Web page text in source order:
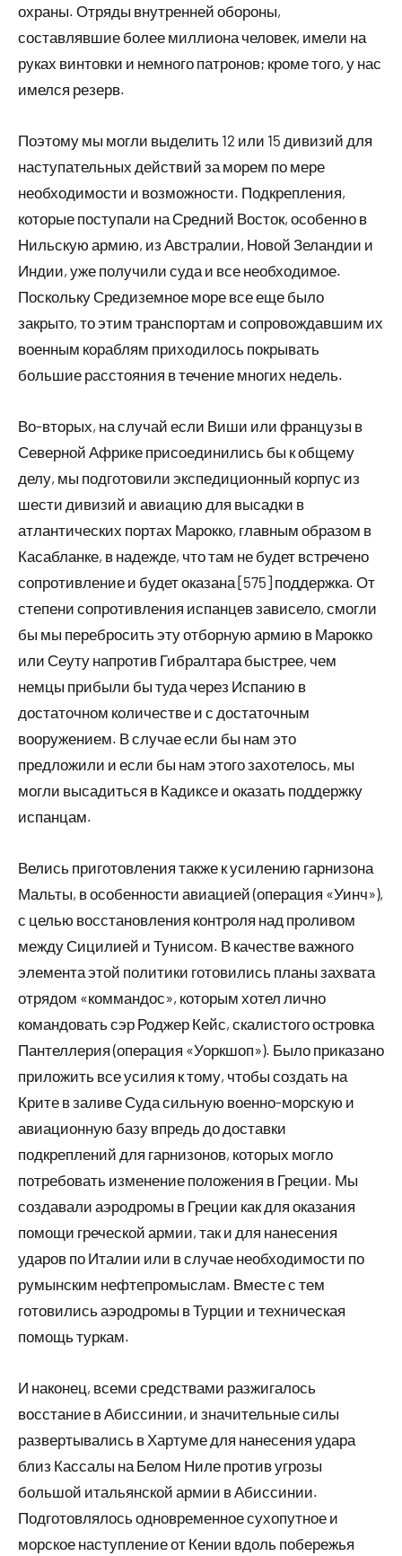
охраны. Отряды внутренней обороны,
составлявшие более миллиона человек, имели на
руках винтовки и немного патронов; кроме того, у нас
имелся резерв.
Поэтому мы могли выделить 12 или 15 дивизий для
наступательных действий за морем по мере
необходимости и возможности. Подкрепления,
которые поступали на Средний Восток, особенно в
Нильскую армию, из Австралии, Новой Зеландии и
Индии, уже получили суда и все необходимое.
Поскольку Средиземное море все еще было
закрыто, то этим транспортам и сопровождавшим их
военным кораблям приходилось покрывать
большие расстояния в течение многих недель.
Во-вторых, на случай если Виши или французы в
Северной Африке присоединились бы к общему
делу, мы подготовили экспедиционный корпус из
шести дивизий и авиацию для высадки в
атлантических портах Марокко, главным образом в
Касабланке, в надежде, что там не будет встречено
сопротивление и будет оказана [575] поддержка. От
степени сопротивления испанцев зависело, смогли
бы мы перебросить эту отборную армию в Марокко
или Сеуту напротив Гибралтара быстрее, чем
немцы прибыли бы туда через Испанию в
достаточном количестве и с достаточным
вооружением. В случае если бы нам это
предложили и если бы нам этого захотелось, мы
могли высадиться в Кадиксе и оказать поддержку
испанцам.
Велись приготовления также к усилению гарнизона
Мальты, в особенности авиацией (операция «Уинч»),
с целью восстановления контроля над проливом
между Сицилией и Тунисом. В качестве важного
элемента этой политики готовились планы захвата
отрядом «коммандос», которым хотел лично
командовать сэр Роджер Кейс, скалистого островка
Пантеллерия (операция «Уоркшоп»). Было приказано
приложить все усилия к тому, чтобы создать на
Крите в заливе Суда сильную военно-морскую и
авиационную базу впредь до доставки
подкреплений для гарнизонов, которых могло
потребовать изменение положения в Греции. Мы
создавали аэродромы в Греции как для оказания
помощи греческой армии, так и для нанесения
ударов по Италии или в случае необходимости по
румынским нефтепромыслам. Вместе с тем
готовились аэродромы в Турции и техническая
помощь туркам.
И наконец, всеми средствами разжигалось
восстание в Абиссинии, и значительные силы
развертывались в Хартуме для нанесения удара
близ Кассалы на Белом Ниле против угрозы
большой итальянской армии в Абиссинии.
Подготовлялось одновременное сухопутное и
морское наступление от Кении вдоль побережья